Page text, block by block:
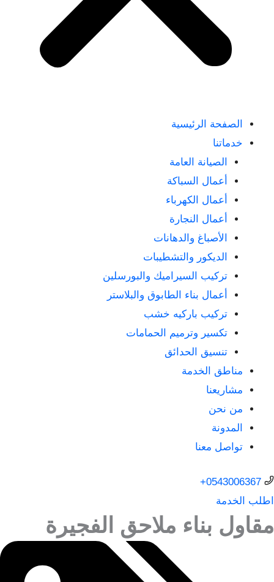
الصفحة الرئيسية
خدماتنا
الصيانة العامة
أعمال السباكة
أعمال الكهرباء
أعمال النجارة
الأصباغ والدهانات
الديكور والتشطيبات
تركيب السيراميك والبورسلين
أعمال بناء الطابوق والبلاستر
تركيب باركيه خشب
تكسير وترميم الحمامات
تنسيق الحدائق
مناطق الخدمة
مشاريعنا
من نحن
المدونة
تواصل معنا
0543006367+
اطلب الخدمة
مقاول بناء ملاحق الفجيرة